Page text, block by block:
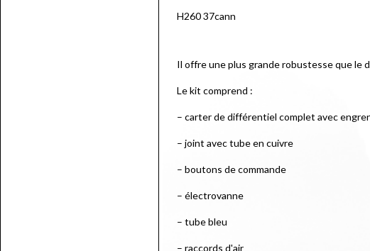
H260 37cann
Il offre une plus grande robustesse que le
Le kit comprend :
– carter de différentiel complet avec
– joint avec tube en cuivre
– boutons de commande
– électrovanne
– tube bleu
– raccords d'air